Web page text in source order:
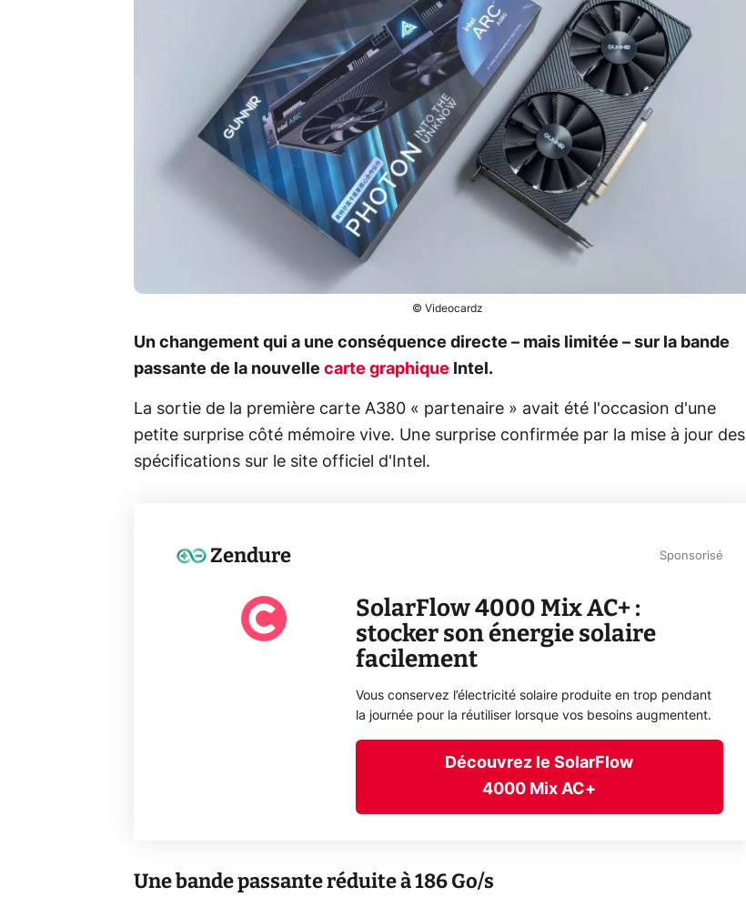
© Videocardz
Un changement qui a une conséquence directe – mais limitée – sur la bande
passante de la nouvelle carte graphique Intel.
La sortie de la première carte A380 « partenaire » avait été l'occasion d'une
petite surprise côté mémoire vive. Une surprise confirmée par la mise à jour des
spécifications sur le site officiel d'Intel.
Zendure Sponsorisé
SolarFlow 4000 Mix AC+ :
stocker son énergie solaire
facilement
Vous conservez l’électricité solaire produite en trop pendant
la journée pour la réutiliser lorsque vos besoins augmentent.
Découvrez le SolarFlow
4000 Mix AC+
Une bande passante réduite à 186 Go/s